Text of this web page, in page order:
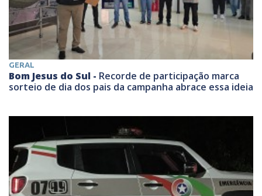
GERAL
Bom Jesus do Sul - Recorde de participação marca
sorteio de dia dos pais da campanha abrace essa ideia